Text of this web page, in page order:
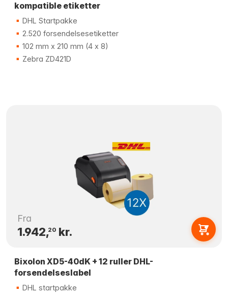
kompatible etiketter
DHL Startpakke
2.520 forsendelsesetiketter
102 mm x 210 mm (4 x 8)
Zebra ZD421D
Fra
1.942,20kr.
Bixolon XD5-40dK + 12 ruller DHL-
forsendelseslabel
DHL startpakke